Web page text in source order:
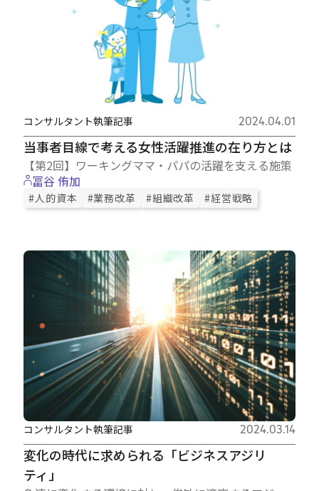
当事者目線で考える女性活躍推進の在り方とは
【第2回】ワーキングママ・パパの活躍を支える施策
コンサルタント執筆記事 2024.04.01
冨谷 侑加
#人的資本 #業務改革 #組織改革 #経営戦略
変化の時代に求められる「ビジネスアジリ
ティ」
コンサルタント執筆記事 2024.03.14